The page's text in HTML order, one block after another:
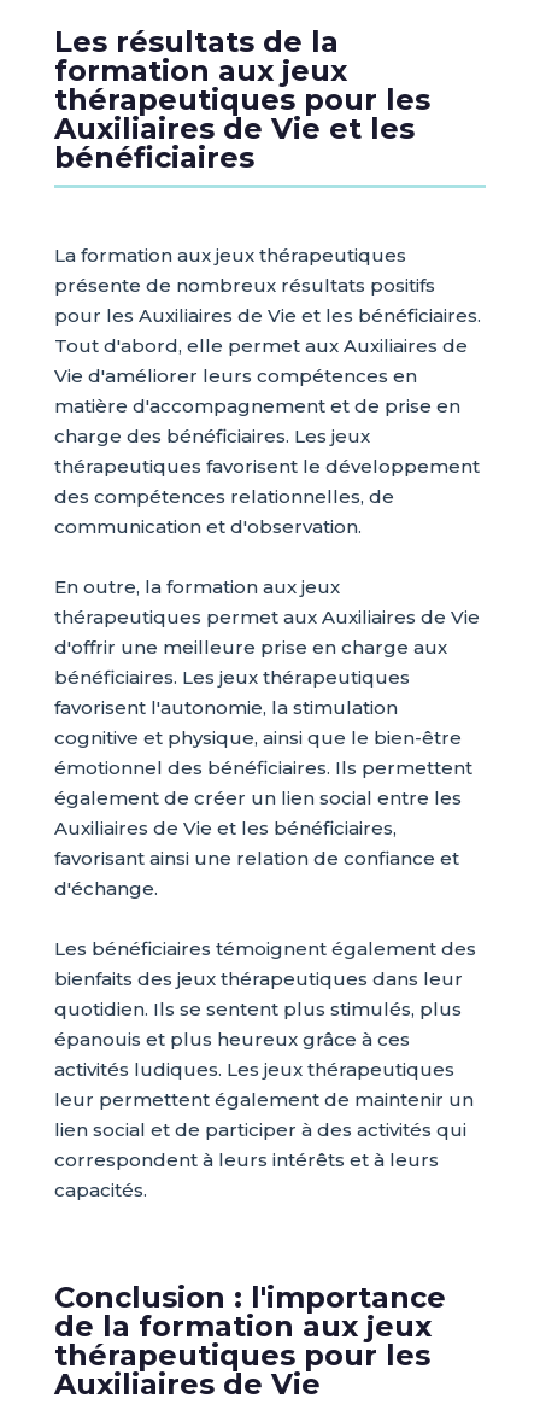
Les résultats de la
formation aux jeux
thérapeutiques pour les
Auxiliaires de Vie et les
bénéficiaires
La formation aux jeux thérapeutiques
présente de nombreux résultats positifs
pour les Auxiliaires de Vie et les bénéficiaires.
Tout d'abord, elle permet aux Auxiliaires de
Vie d'améliorer leurs compétences en
matière d'accompagnement et de prise en
charge des bénéficiaires. Les jeux
thérapeutiques favorisent le développement
des compétences relationnelles, de
communication et d'observation.
En outre, la formation aux jeux
thérapeutiques permet aux Auxiliaires de Vie
d'offrir une meilleure prise en charge aux
bénéficiaires. Les jeux thérapeutiques
favorisent l'autonomie, la stimulation
cognitive et physique, ainsi que le bien-être
émotionnel des bénéficiaires. Ils permettent
également de créer un lien social entre les
Auxiliaires de Vie et les bénéficiaires,
favorisant ainsi une relation de confiance et
d'échange.
Les bénéficiaires témoignent également des
bienfaits des jeux thérapeutiques dans leur
quotidien. Ils se sentent plus stimulés, plus
épanouis et plus heureux grâce à ces
activités ludiques. Les jeux thérapeutiques
leur permettent également de maintenir un
lien social et de participer à des activités qui
correspondent à leurs intérêts et à leurs
capacités.
Conclusion : l'importance
de la formation aux jeux
thérapeutiques pour les
Auxiliaires de Vie